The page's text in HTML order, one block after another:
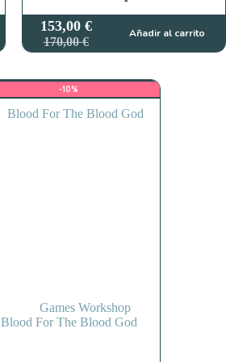
170,00€
El
precio
era:
170,00 €.
153,00 €
El
precio
es:
153,00 €.
Añadir al carrito
-10%
Games Workshop
Blood For The Blood God